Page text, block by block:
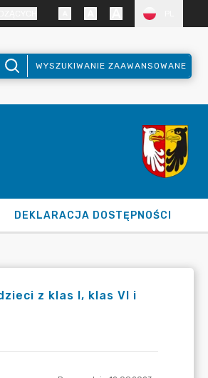
WYSZUKIWANIE ZAAWANSOWANE
DEKLARACJA DOSTĘPNOŚCI
z klas I, klas VI i